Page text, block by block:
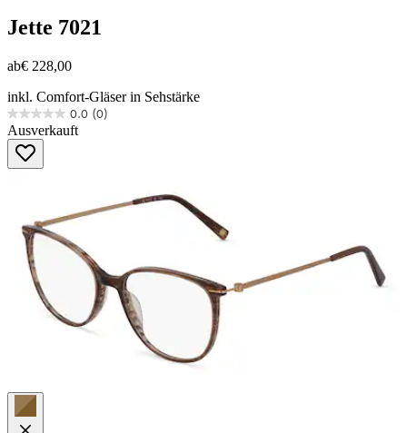
Jette 7021
ab€ 228,00
inkl. Comfort-Gläser in Sehstärke
0.0 (0)
0.0
von
Sternen.
Ausverkauft